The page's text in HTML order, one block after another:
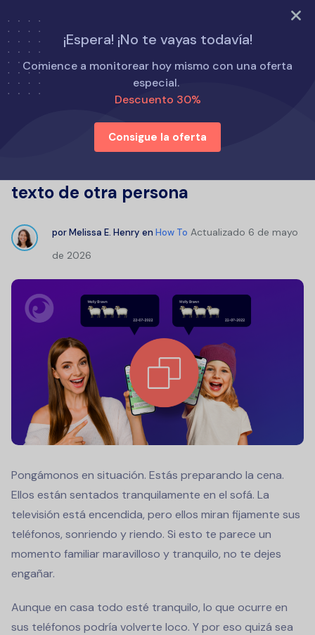
PRUEBA AHORA
¡Espera! ¡No te vayas todavía!
Comience a monitorear hoy mismo con una oferta
especial.
Descuento 30%
Consigue la oferta
Inicio
Cómo
Clonar SMS fácilmente: las mejores formas de duplicar los
mensajes de texto de otra persona
Clonar SMS fácilmente: las mejores
texto de otra persona
porMelissa E. Henry en How To Actualizado 6 de mayo
de 2026
Pongámonos en situación. Estás preparando la cena.
Ellos están sentados tranquilamente en el sofá. La
televisión está encendida, pero ellos miran fijamente sus
teléfonos, sonriendo y riendo. Si esto te parece un
momento familiar maravilloso y tranquilo, no te dejes
engañar.
Aunque en casa todo esté tranquilo, lo que ocurre en
sus teléfonos podría volverte loco. Y por eso quizá sea